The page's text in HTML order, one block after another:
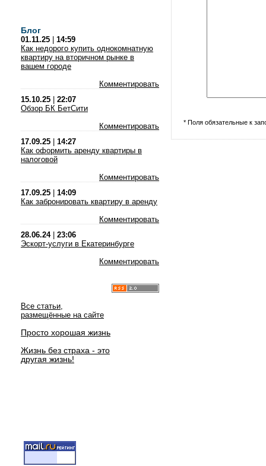
Блог
01.11.25
14:59
Как недорого купить однокомнатную
квартиру на вторичном рынке в
вашем городе
Комментировать
15.10.25
22:07
Обзор БК БетСити
Комментировать
17.09.25
14:27
Как оформить аренду квартиры в
налоговой
Комментировать
17.09.25
14:09
Как забронировать квартиру в аренду
Комментировать
28.06.24| 23:06
Эскорт-услуги в Екатеринбурге
Комментировать
Все статьи,
размещённые на сайте
Просто хорошая жизнь
Жизнь без страха - это
другая жизнь!
* Поля обязательные к